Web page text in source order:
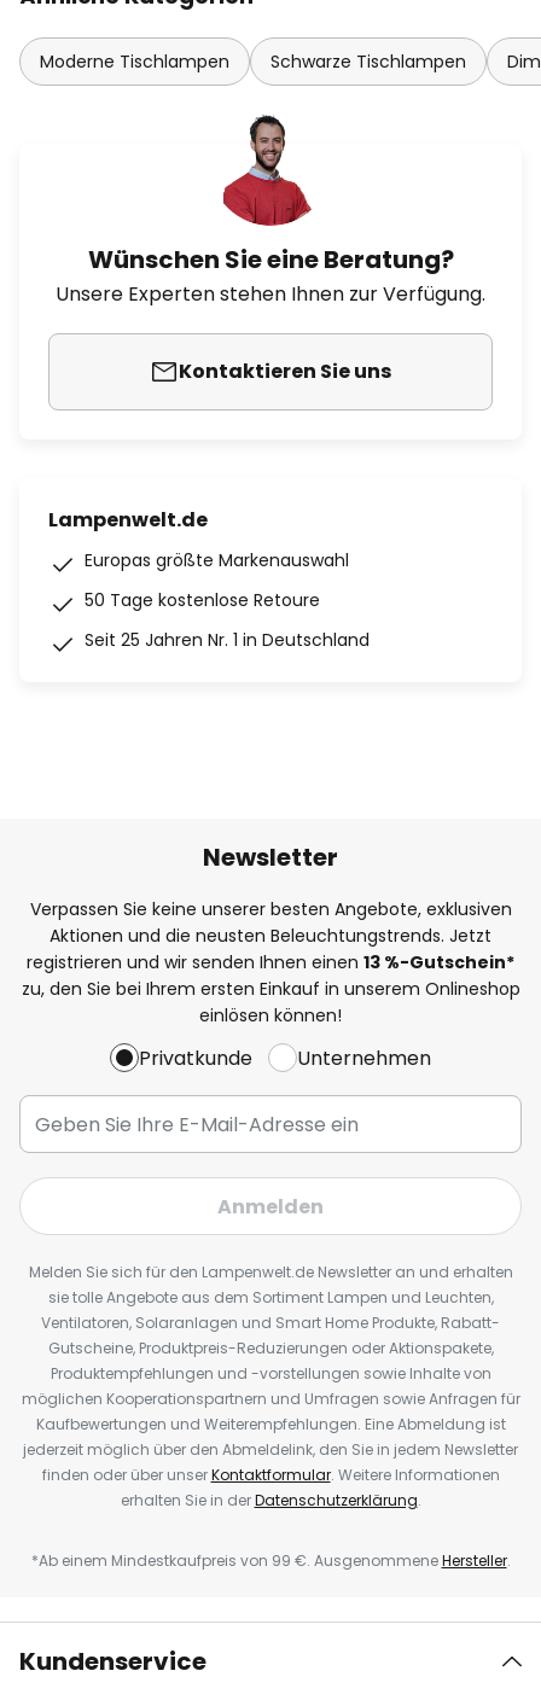
Moderne Tischlampen Schwarze Tischlampen
Wünschen Sie eine Beratung?
Unsere Experten stehen Ihnen zur Verfügung.
Kontaktieren Sie uns
Lampenwelt.de
Europas größte Markenauswahl
50 Tage kostenlose Retoure
Seit 25 Jahren Nr. 1 in Deutschland
Newsletter
Verpassen Sie keine unserer besten Angebote, exklusiven
Aktionen und die neusten Beleuchtungstrends. Jetzt
registrieren und wir senden Ihnen einen 13 %-Gutschein*
zu, den Sie bei Ihrem ersten Einkauf in unserem Onlineshop
einlösen können!
Privatkunde Unternehmen
Anmelden
Melden Sie sich für den Lampenwelt.de Newsletter an und erhalten
sie tolle Angebote aus dem Sortiment Lampen und Leuchten,
Ventilatoren, Solaranlagen und Smart Home Produkte, Rabatt-
Gutscheine, Produktpreis-Reduzierungen oder Aktionspakete,
Produktempfehlungen und -vorstellungen sowie Inhalte von
möglichen Kooperationspartnern und Umfragen sowie Anfragen für
Kaufbewertungen und Weiterempfehlungen. Eine Abmeldung ist
jederzeit möglich über den Abmeldelink, den Sie in jedem Newsletter
finden oder über unserKontaktformular. Weitere Informationen
erhalten Sie in derDatenschutzerklärung.
*Ab einem Mindestkaufpreis von 99 €. AusgenommeneHersteller.
Kundenservice